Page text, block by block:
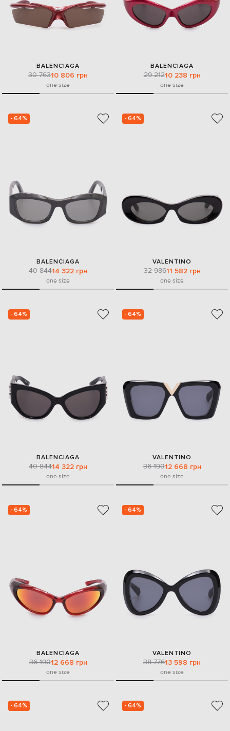
BALENCIAGA
30 76310 806 грн
one size
BALENCIAGA
29 21210 238 грн
one size
- 64%
BALENCIAGA
40 84414 322 грн
one size
- 64%
VALENTINO
32 98611 582 грн
one size
- 64%
BALENCIAGA
40 84414 322 грн
one size
- 64%
VALENTINO
36 19012 668 грн
one size
- 64%
BALENCIAGA
36 19012 668 грн
one size
- 64%
VALENTINO
38 77613 598 грн
one size
- 64% - 64%